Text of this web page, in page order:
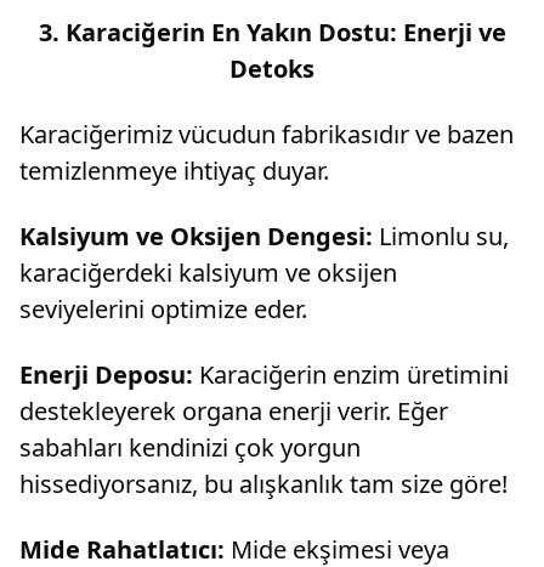
3. Karaciğerin En Yakın Dostu: Enerji ve
Detoks
Karaciğerimiz vücudun fabrikasıdır ve bazen
temizlenmeye ihtiyaç duyar.
Kalsiyum ve Oksijen Dengesi: Limonlu su,
karaciğerdeki kalsiyum ve oksijen
seviyelerini optimize eder.
Enerji Deposu: Karaciğerin enzim üretimini
destekleyerek organa enerji verir. Eğer
sabahları kendinizi çok yorgun
hissediyorsanız, bu alışkanlık tam size göre!
Mide Rahatlatıcı: Mide ekşimesi veya